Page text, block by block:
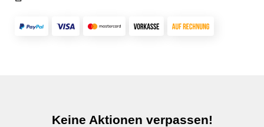
Keine Aktionen verpassen!